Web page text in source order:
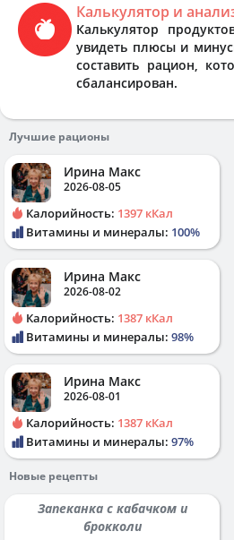
Калькулятор и
Калькулятор
увидеть плюсы и
составить рацион,
сбалансирован.
Лучшие рационы
Ирина Макс
2026-08-05
Калорийность: 1397 кКал
Витамины и минералы: 100%
Ирина Макс
2026-08-02
Калорийность: 1387 кКал
Витамины и минералы: 98%
Ирина Макс
2026-08-01
Калорийность: 1387 кКал
Витамины и минералы: 97%
Новые рецепты
Запеканка с кабачком и
брокколи